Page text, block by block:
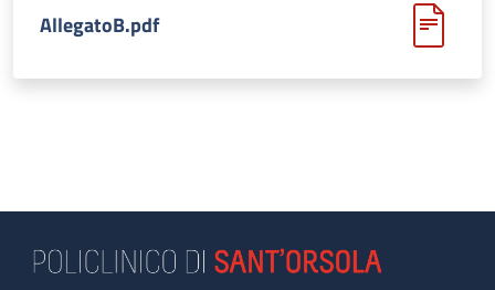
AllegatoB.pdf